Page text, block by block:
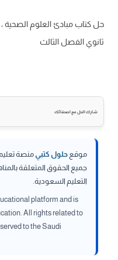
حل كتاب مبادئ العلوم الصحية
ثانوي الفصل الثالث
شارك الحل مع اصدقائك
موقع حلول كتبيمنصة
جميع الحقوق المتعلقة
التعليم السعودية.
platform and is
All rights related to
to the Saudi